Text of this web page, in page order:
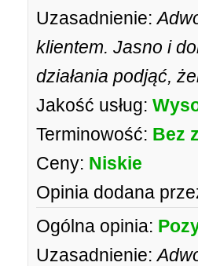
Uzasadnienie:
klientem. Jasno i
działania podjąć,
Jakość usług:
Terminowość: Bez
Ceny: Niskie
Opinia dodana
Ogólna opinia:
Uzasadnienie: